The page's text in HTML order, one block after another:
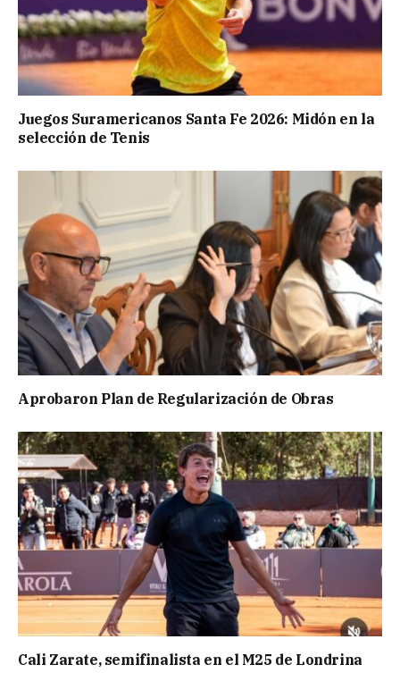
Juegos Suramericanos Santa Fe 2026: Midón en la
selección de Tenis
Aprobaron Plan de Regularización de Obras
Cali Zarate, semifinalista en el M25 de Londrina